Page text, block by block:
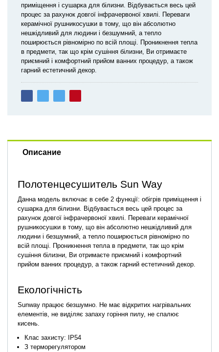
приміщення і сушарка для білизни. Відбувається весь цей
процес за рахунок довгої інфрачервоної хвилі. Переваги
керамічної рушникосушки в тому, що він абсолютно
нешкідливий для людини і безшумний, а тепло
поширюється рівномірно по всій площі. Проникнення тепла
в предмети, так що крім сушіння білизни, Ви отримаєте
приємний і комфортний прийом ванних процедур, а також
гарний естетичний декор.
Описание
Полотенцесушитель Sun Way
Данна модель включає в себе 2 функції: обігрів приміщення і
сушарка для білизни. Відбувається весь цей процес за
рахунок довгої інфрачервоної хвилі. Переваги керамічної
рушникосушки в тому, що він абсолютно нешкідливий для
людини і безшумний, а тепло поширюється рівномірно по
всій площі. Проникнення тепла в предмети, так що крім
сушіння білизни, Ви отримаєте приємний і комфортний
прийом ванних процедур, а також гарний естетичний декор.
Екологічність
Sunway працює безшумно. Не має відкритих нагрівальних
елементів, не виділяє запаху горіння пилу, не спалює
кисень.
Клас захисту: IP54
З терморегулятором